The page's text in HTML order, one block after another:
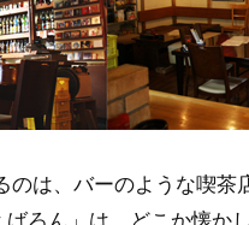
は、バーのような喫茶
ろん」は、どこか懐かし